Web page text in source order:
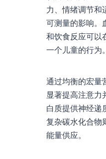
力、情绪调节和
可测量的影响。
和饮食反应可以
一个儿童的行为。
通过均衡的宏量
显著提高注意力
白质提供神经递
复杂碳水化合物
能量供应。